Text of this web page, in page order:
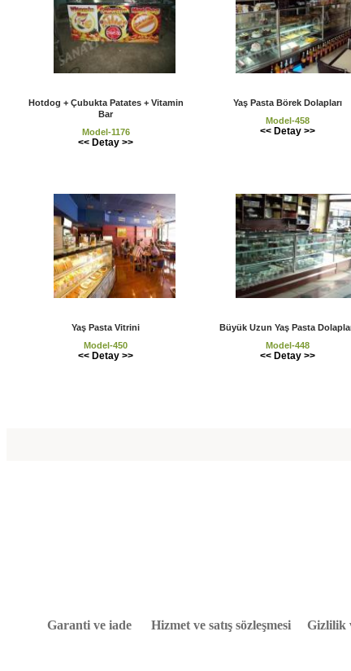
Hotdog + Çubukta Patates + Vitamin
Bar
Model-1176
<< Detay >>
Yaş Pasta Börek Dolapları
Model-458
<< Detay >>
Yaş Pasta Vitrini
Model-450
<< Detay >>
Büyük Uzun Yaş Pasta
Model-448
<< Detay >>
Garanti ve iade Hizmet ve satış sözleşmesi Gizlilik